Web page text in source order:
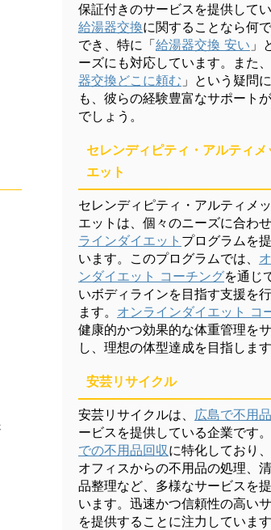
保証付きのサービスを提供してい
給湯器交換に関することなら何
でき、特に「給湯器交換 安い 」
ーズにも対応しています。また
器交換どこに頼む 」という疑問
も、彼らの経験豊富なサポート
でしょう。
セレンディピティ・アルティメ
エット
セレンディピティ・アルティメ
エットは、個々のニーズに合わ
ラインダイエット プログラムを
います。このプログラムでは、
ンダイエット コーチングを通じ
いボディラインを目指す支援を
ます。 オンラインダイエット コ
健康的かつ効果的な体重管理を
し、理想の体型達成を目指します
安芸リサイクル
安芸リサイクルは、 広島で不用
ービスを提供している企業です。
での不用品回収に特化しており
オフィスからの不用品の処理、
品整理など、多様なサービスを
います。迅速かつ信頼性の高い
を提供することに注力しています